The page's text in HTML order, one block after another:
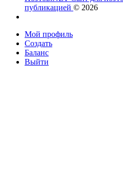
публикацией © 2026
Мой профиль
Создать
Баланс
Выйти